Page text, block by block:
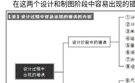
在这两个设计和制图阶段中容易出现的